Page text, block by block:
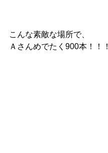
こんな素敵な場所で、
Ａさんめでたく900本！！！